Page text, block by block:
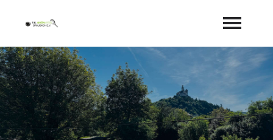
Startseite
Aktuelles
Geschichte